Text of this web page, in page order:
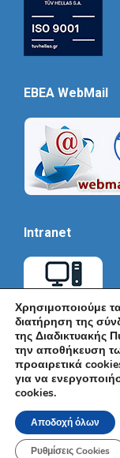
EBEA WebMail
Intranet
© Εμπορικό και
Ακαδημίας 7, ΤΚ:
Όροι Χρήσης|
Χρησιμοποιούμε
διατήρηση της
της Διαδικτυακής
την αποθήκευση
προαιρετικά
για να
cookies.
Αποδοχή όλων
Ρυθμίσεις Cookies